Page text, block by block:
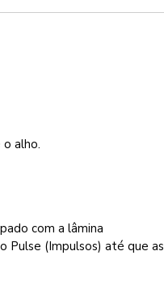
alho.
com a lâmina
Pulse (Impulsos) até que as